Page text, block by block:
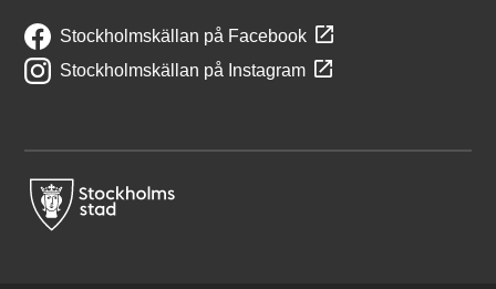
Stockholmskällan på Facebook
Stockholmskällan på Instagram